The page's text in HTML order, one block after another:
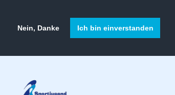
Nein, Danke Ich bin einverstanden